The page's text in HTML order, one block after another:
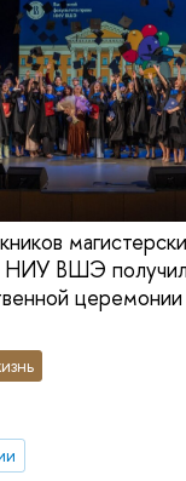
НИУ ВШЭ